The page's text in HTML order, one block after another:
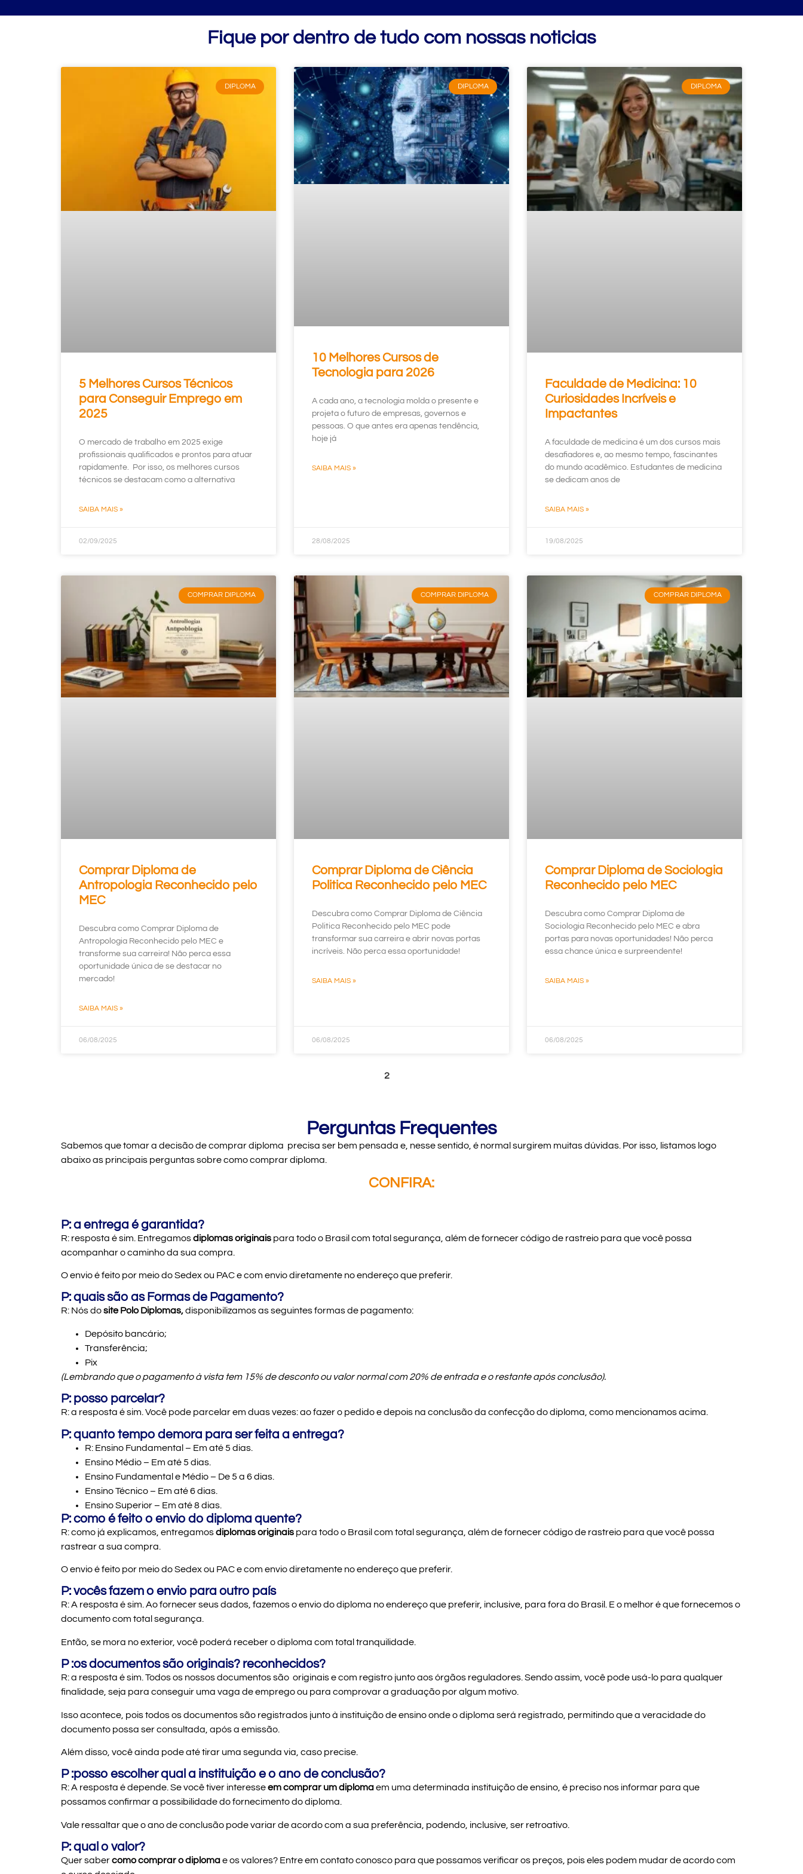
Fique por dentro de tudo com nossas noticias
DIPLOMA
5 Melhores Cursos Técnicos
para Conseguir Emprego em
2025
O mercado de trabalho em 2025 exige
profissionais qualificados e prontos para atuar
rapidamente. Por isso, os melhores cursos
técnicos se destacam como a alternativa
SAIBA MAIS »
02/09/2025
DIPLOMA
10 Melhores Cursos de
Tecnologia para 2026
A cada ano, a tecnologia molda o presente e
projeta o futuro de empresas, governos e
pessoas. O que antes era apenas tendência,
hoje já
SAIBA MAIS »
28/08/2025
DIPLOMA
Faculdade de Medicina: 10
Curiosidades Incríveis e
Impactantes
A faculdade de medicina é um dos cursos mais
desafiadores e, ao mesmo tempo, fascinantes
do mundo acadêmico. Estudantes de medicina
se dedicam anos de
SAIBA MAIS »
19/08/2025
COMPRAR DIPLOMA
Comprar Diploma de
Antropologia Reconhecido pelo
MEC
Descubra como Comprar Diploma de
Antropologia Reconhecido pelo MEC e
transforme sua carreira! Não perca essa
oportunidade única de se destacar no
mercado!
SAIBA MAIS »
06/08/2025
COMPRAR DIPLOMA
Comprar Diploma de Ciência
Politica Reconhecido pelo MEC
Descubra como Comprar Diploma de Ciência
Politica Reconhecido pelo MEC pode
transformar sua carreira e abrir novas portas
incríveis. Não perca essa oportunidade!
SAIBA MAIS »
06/08/2025
COMPRAR DIPLOMA
Comprar Diploma de Sociologia
Reconhecido pelo MEC
Descubra como Comprar Diploma de
Sociologia Reconhecido pelo MEC e abra
portas para novas oportunidades! Não perca
essa chance única e surpreendente!
SAIBA MAIS »
06/08/2025
2
Perguntas Frequentes
Sabemos que tomar a decisão de comprar diploma precisa ser bem pensada e, nesse sentido, é normal surgirem muitas dúvidas. Por isso, listamos logo
abaixo as principais perguntas sobre como comprar diploma.
CONFIRA:
P: a entrega é garantida?
R: resposta é sim. Entregamosdiplomas originais para todo o Brasil com total segurança, além de fornecer código de rastreio para que você possa
acompanhar o caminho da sua compra.
O envio é feito por meio do Sedex ou PAC e com envio diretamente no endereço que preferir.
P: quais são as Formas de Pagamento?
R: Nós dosite Polo Diplomas,disponibilizamos as seguintes formas de pagamento:
Depósito bancário;
Transferência;
Pix
(Lembrando que o pagamento à vista tem 15% de desconto ou valor normal com 20% de entrada e o restante após conclusão).
P: posso parcelar?
R: a resposta é sim. Você pode parcelar em duas vezes: ao fazer o pedido e depois na conclusão da confecção do diploma, como mencionamos acima.
P: quanto tempo demora para ser feita a entrega?
R: Ensino Fundamental – Em até 5 dias.
Ensino Médio – Em até 5 dias.
Ensino Fundamental e Médio – De 5 a 6 dias.
Ensino Técnico – Em até 6 dias.
Ensino Superior – Em até 8 dias.
P: como é feito o envio do diploma quente?
R: como já explicamos, entregamosdiplomas originais para todo o Brasil com total segurança, além de fornecer código de rastreio para que você possa
rastrear a sua compra.
O envio é feito por meio do Sedex ou PAC e com envio diretamente no endereço que preferir.
P: vocês fazem o envio para outro país
R: A resposta é sim. Ao fornecer seus dados, fazemos o envio do diploma no endereço que preferir, inclusive, para fora do Brasil. E o melhor é que fornecemos o
documento com total segurança.
Então, se mora no exterior, você poderá receber o diploma com total tranquilidade.
P :os documentos são originais? reconhecidos?
R: a resposta é sim. Todos os nossos documentos são originais e com registro junto aos órgãos reguladores. Sendo assim, você pode usá-lo para qualquer
finalidade, seja para conseguir uma vaga de emprego ou para comprovar a graduação por algum motivo.
Isso acontece, pois todos os documentos são registrados junto à instituição de ensino onde o diploma será registrado, permitindo que a veracidade do
documento possa ser consultada, após a emissão.
Além disso, você ainda pode até tirar uma segunda via, caso precise.
P :posso escolher qual a instituição e o ano de conclusão?
R: A resposta é depende. Se você tiver interesseem comprar um diplomaem uma determinada instituição de ensino, é preciso nos informar para que
possamos confirmar a possibilidade do fornecimento do diploma.
Vale ressaltar que o ano de conclusão pode variar de acordo com a sua preferência, podendo, inclusive, ser retroativo.
P: qual o valor?
Quer sabercomo comprar o diplomae os valores? Entre em contato conosco para que possamos verificar os preços, pois eles podem mudar de acordo com